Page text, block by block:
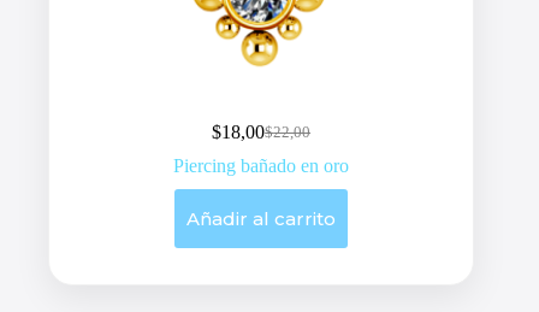
$22,00
Original
price
was:
$18,00Current
price
is:
Piercing bañado en oro
Añadir al carrito